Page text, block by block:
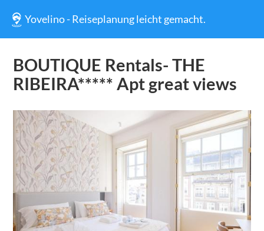
Yovelino - Reiseplanung leicht gemacht.
BOUTIQUE Rentals- THE
RIBEIRA***** Apt great views